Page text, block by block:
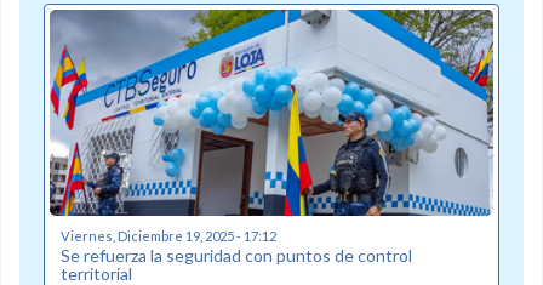
Viernes, Diciembre 19, 2025 - 17:12
Se refuerza la seguridad con puntos de control
territorial